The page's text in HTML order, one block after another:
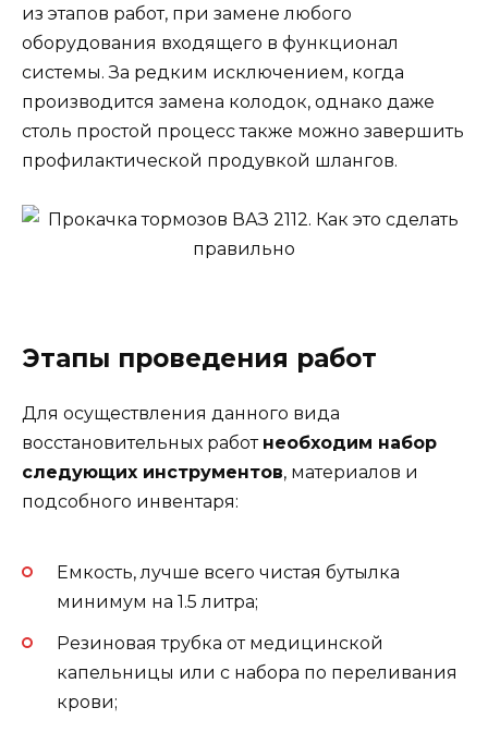
из этапов работ, при замене любого
оборудования входящего в функционал
системы. За редким исключением, когда
производится замена колодок, однако даже
столь простой процесс также можно завершить
профилактической продувкой шлангов.
Этапы проведения работ
Для осуществления данного вида
восстановительных работ необходим набор
следующих инструментов, материалов и
подсобного инвентаря:
Емкость, лучше всего чистая бутылка
минимум на 1.5 литра;
Резиновая трубка от медицинской
капельницы или с набора по переливания
крови;